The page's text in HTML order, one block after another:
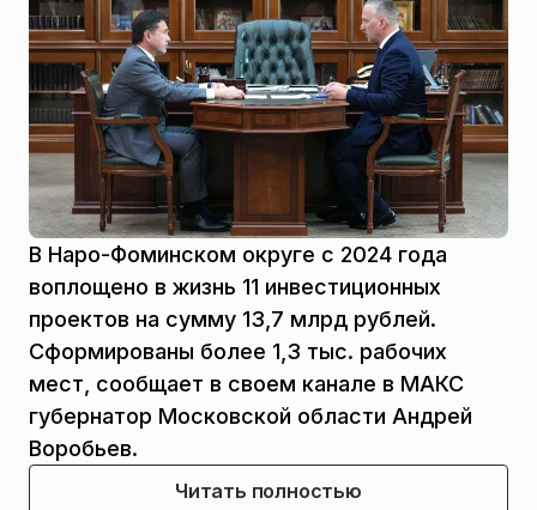
В Наро-Фоминском округе с 2024 года
воплощено в жизнь 11 инвестиционных
проектов на сумму 13,7 млрд рублей.
Сформированы более 1,3 тыс. рабочих
мест, сообщает в своем канале в МАКС
губернатор Московской области Андрей
Воробьев.
Читать полностью